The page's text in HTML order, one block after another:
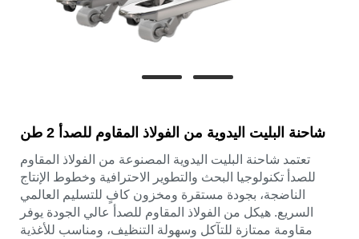
شاحنة البليت اليدوية من الفولاذ المقاوم للصدأ 2 طن
تعتمد شاحنة البليت اليدوية المصنوعة من الفولاذ المقاوم
للصدأ تكنولوجيا البحث والتطوير الاحترافية وخطوط الإنتاج
الناضجة، بجودة مستقرة ومخزون كافٍ للتسليم العالمي
السريع. هيكل من الفولاذ المقاوم للصدأ عالي الجودة يوفر
مقاومة ممتازة للتآكل وسهولة التنظيف، ومناسب للأغذية